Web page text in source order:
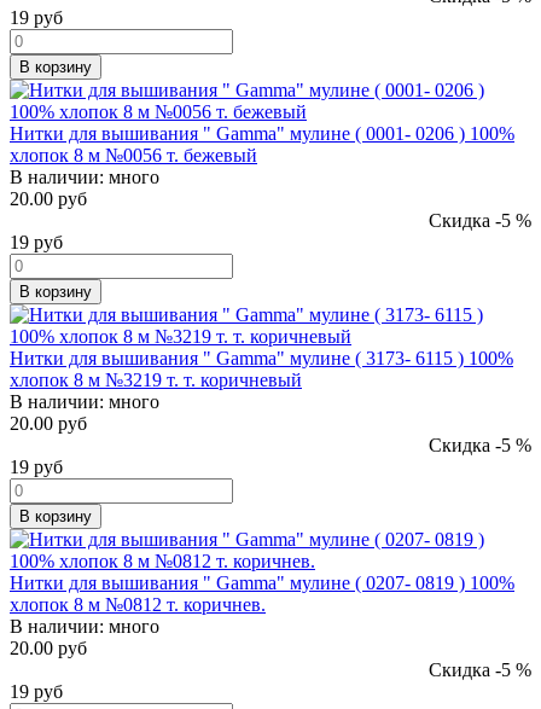
19 руб
В корзину
Нитки для вышивания " Gamma" мулине ( 0001- 0206 ) 100%
хлопок 8 м №0056 т. бежевый
В наличии: много
20.00 руб
Скидка -5 %
19 руб
В корзину
Нитки для вышивания " Gamma" мулине ( 3173- 6115 ) 100%
хлопок 8 м №3219 т. т. коричневый
В наличии: много
20.00 руб
Скидка -5 %
19 руб
В корзину
Нитки для вышивания " Gamma" мулине ( 0207- 0819 ) 100%
хлопок 8 м №0812 т. коричнев.
В наличии: много
20.00 руб
Скидка -5 %
19 руб